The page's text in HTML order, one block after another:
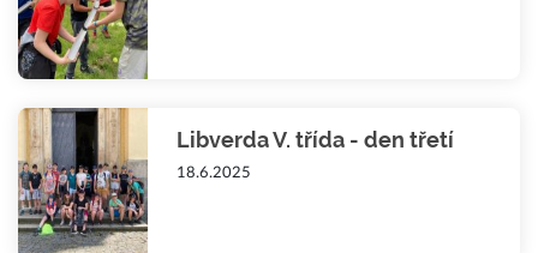
Libverda V. třída - den třetí
18.6.2025